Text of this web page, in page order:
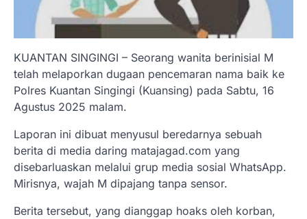
KUANTAN SINGINGI – Seorang wanita berinisial M
telah melaporkan dugaan pencemaran nama baik ke
Polres Kuantan Singingi (Kuansing) pada Sabtu, 16
Agustus 2025 malam.
Laporan ini dibuat menyusul beredarnya sebuah
berita di media daring matajagad.com yang
disebarluaskan melalui grup media sosial WhatsApp.
Mirisnya, wajah M dipajang tanpa sensor.
​Berita tersebut, yang dianggap hoaks oleh korban,